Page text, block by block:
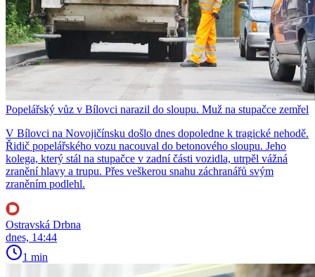
Popelářský vůz v Bílovci narazil do sloupu. Muž na stupačce zemřel
V Bílovci na Novojičínsku došlo dnes dopoledne k tragické nehodě.
Řidič popelářského vozu nacouval do betonového sloupu. Jeho
kolega, který stál na stupačce v zadní části vozidla, utrpěl vážná
zranění hlavy a trupu. Přes veškerou snahu záchranářů svým
zraněním podlehl.
Ostravská Drbna
dnes, 14:44
1 min